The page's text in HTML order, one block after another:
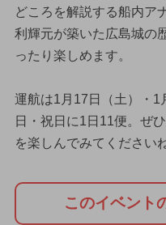
どころを解説する船内ア
利輝元が築いた広島城の
ったり楽しめます。
運航は1月17日（土）・1
日・祝日に1日11便。ぜ
を楽しんでみてください
このイベント